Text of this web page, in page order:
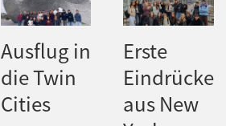
Ausflug in
die Twin
Cities
Erste
Eindrücke
aus New